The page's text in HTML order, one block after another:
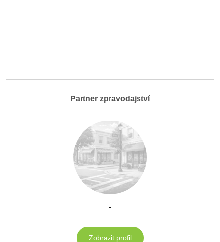
Partner zpravodajství
-
Zobrazit profil